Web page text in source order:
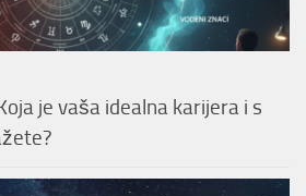
je vaša idealna karijera i s